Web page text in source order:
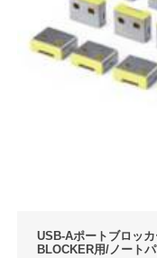
USB-Aポートブロッ
BLOCKER用/ノート